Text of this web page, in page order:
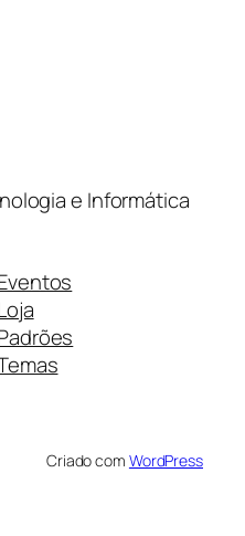
e Informática
Criado com WordPress